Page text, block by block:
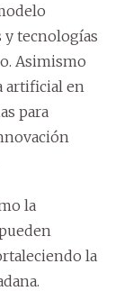
y tecnologías
Asimismo
artificial en
para
la
la